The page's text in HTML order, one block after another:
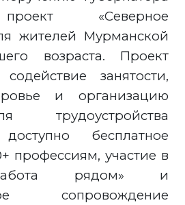
«Северное
жителей Мурманской
возраста. Проект
занятости,
и организацию
трудоустройства
бесплатное
профессиям, участие в
рядом» и
сопровождение